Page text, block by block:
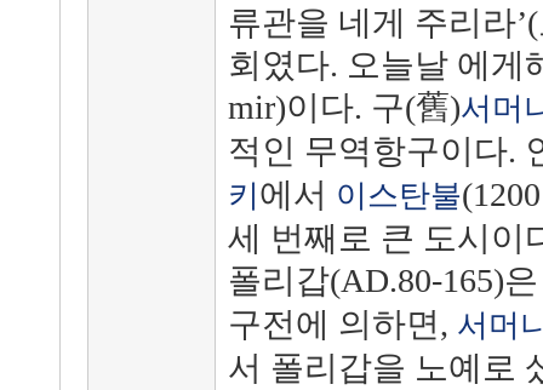
류관을 네게 주리라
회였다. 오늘날 에게
mir)이다. 구(舊)서머
적인 무역항구이다.
키 에서 이스탄불
세 번째로 큰 도시이
폴리갑(AD.80-165)
구전에 의하면, 서머
서 폴리갑을 노예로